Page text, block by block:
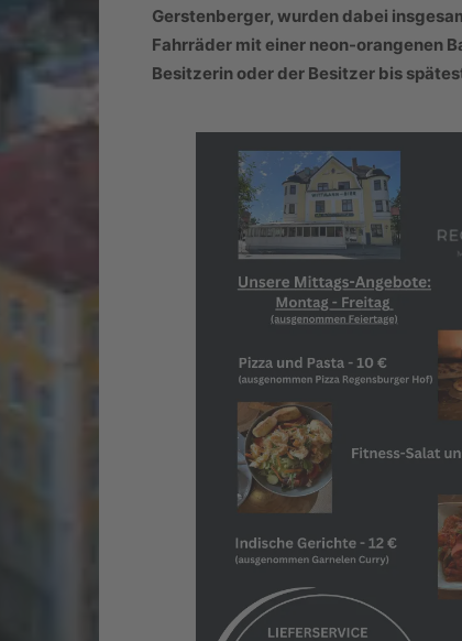
Gerstenberger, wurden dabei
Fahrräder mit einer neon-orangenen
Besitzerin oder der Besitzer bis